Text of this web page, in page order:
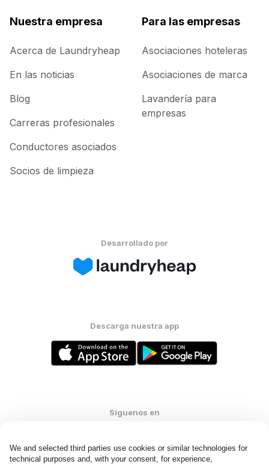
We and selected third parties use cookies or similar technologies for
technical purposes and, with your consent, for experience,
Nuestra empresa
Acerca de Laundryheap
En las noticias
Blog
Carreras profesionales
Conductores asociados
Socios de limpieza
Para las empresas
Asociaciones hoteleras
Asociaciones de marca
Lavandería para
empresas
Desarrollado por
Descarga nuestra app
Síguenos en